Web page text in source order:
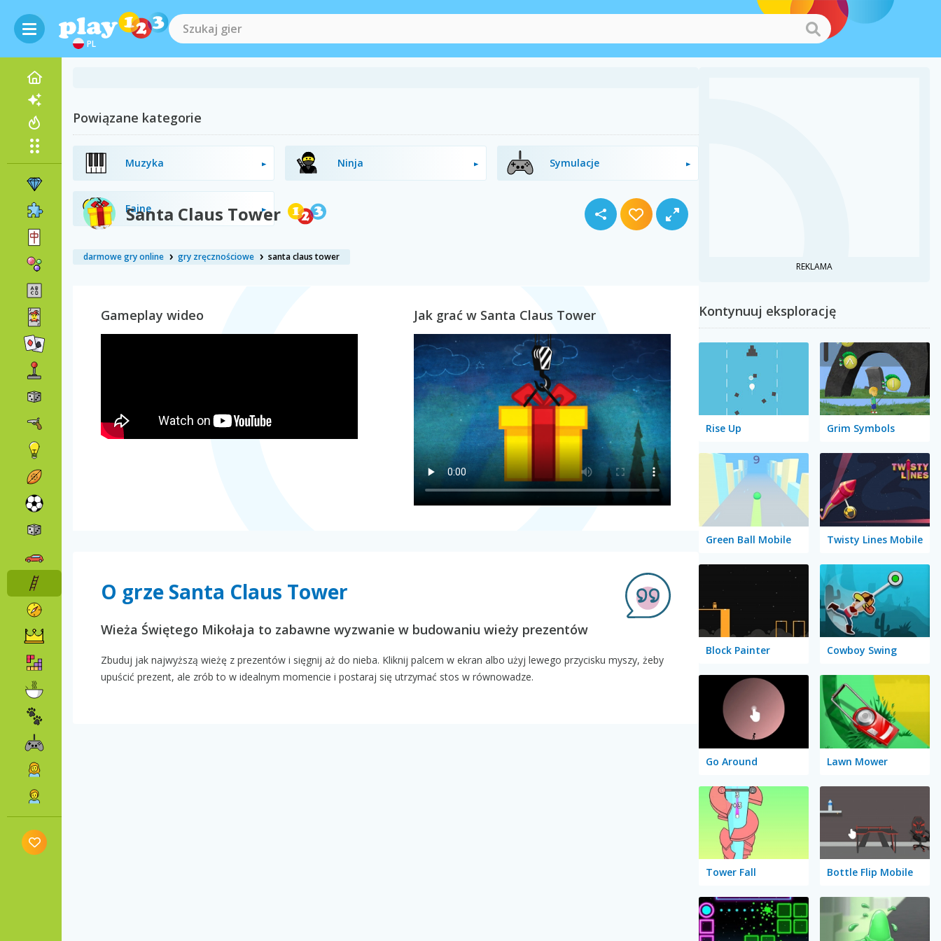
PL
Santa Claus Tower
Powiązane kategorie
Muzyka Ninja Symulacje
Fajne
darmowe gry online gry zręcznościowe santa claus tower
Gameplay wideo Jak grać w Santa Claus Tower
O grze Santa Claus Tower
Wieża Świętego Mikołaja to zabawne wyzwanie w budowaniu wieży prezentów
Zbuduj jak najwyższą wieżę z prezentów i sięgnij aż do nieba. Kliknij palcem w ekran albo użyj lewego przycisku myszy, żeby
upuścić prezent, ale zrób to w idealnym momencie i postaraj się utrzymać stos w równowadze.
REKLAMA
Kontynuuj eksplorację
Rise Up Grim Symbols
Green Ball Mobile Twisty Lines Mobile
Block Painter Cowboy Swing
Go Around Lawn Mower
Tower Fall Bottle Flip Mobile